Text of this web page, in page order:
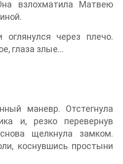
взлохматила Матвею
через плечо.
глаза злые…
маневр. Отстегнула
и, резко перевернув
щелкнула замком.
коснувшись простыни